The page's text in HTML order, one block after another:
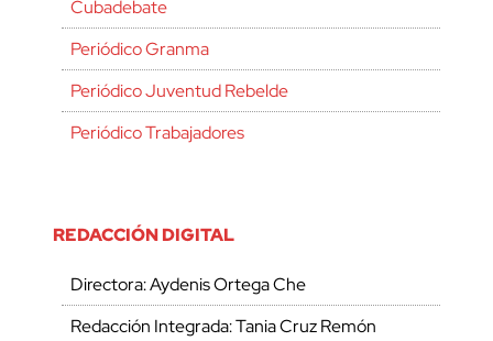
Cubadebate
Periódico Granma
Periódico Juventud Rebelde
Periódico Trabajadores
REDACCIÓN DIGITAL
Directora: Aydenis Ortega Che
Redacción Integrada: Tania Cruz Remón